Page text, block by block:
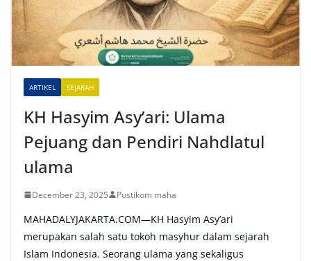
ARTIKEL SEJARAH
KH Hasyim Asy’ari: Ulama
Pejuang dan Pendiri Nahdlatul
ulama
December 23, 2025 Pustikom maha
MAHADALYJAKARTA.COM—KH Hasyim Asy’ari
merupakan salah satu tokoh masyhur dalam sejarah
Islam Indonesia. Seorang ulama yang sekaligus